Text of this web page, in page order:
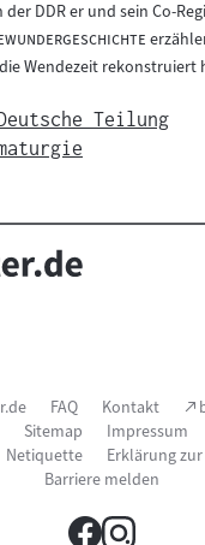
DDR er und sein Co-
"
Wendezeit rekonstruiert
Teilung
FAQ Kontakt
Sitemap Impressum
Netiquette
Erklärung
Barriere melden